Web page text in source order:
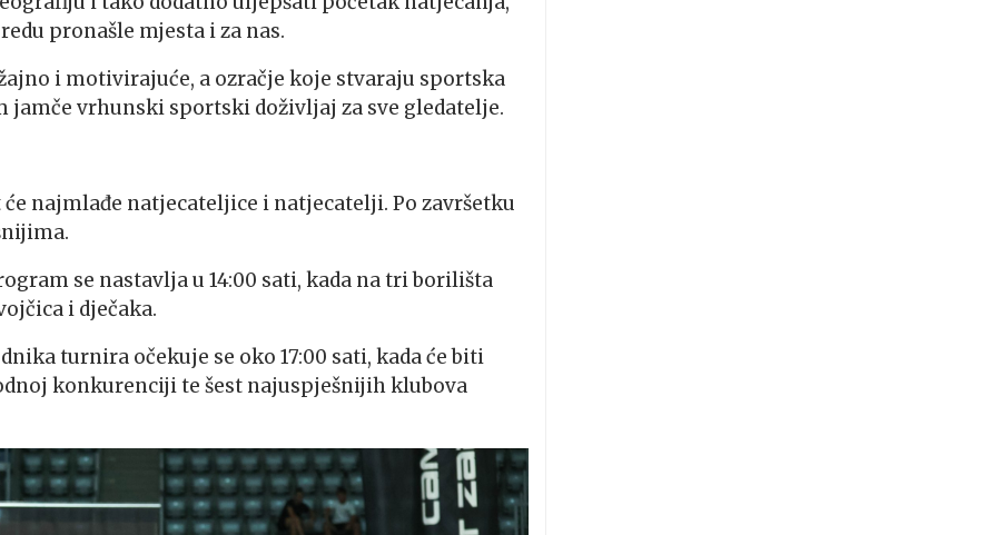
pronašle mjesta i za nas.
i motivirajuće, a ozračje koje stvaraju sportska
vrhunski sportski doživljaj za sve gledatelje.
će najmlađe natjecateljice i natjecatelji. Po završetku
se nastavlja u 14:00 sati, kada na tri borilišta
i dječaka.
turnira očekuje se oko 17:00 sati, kada će biti
konkurenciji te šest najuspješnijih klubova